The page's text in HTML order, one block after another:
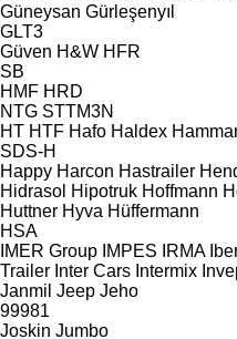
Güneysan Gürleşenyıl
GLT3
Güven H&W HFR
SB
HMF HRD
NTG STTM3N
HT HTF Hafo Haldex
SDS-H
Happy Harcon Hastrailer
Hidrasol Hipotruk Hoffmann
Huttner Hyva Hüffermann
HSA
IMER Group IMPES IRMA
Trailer Inter Cars Intermix
Janmil Jeep Jeho
99981
Joskin Jumbo